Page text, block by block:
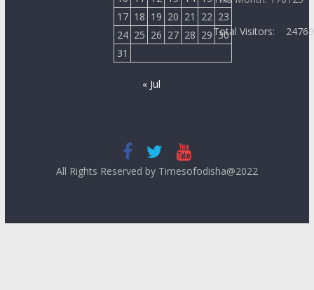
17 18 19 20 21 22 23
24 25 26 27 28 29 30
31
« Jul
Total Visitors:
All Rights Reserved by Timesofodisha@2022